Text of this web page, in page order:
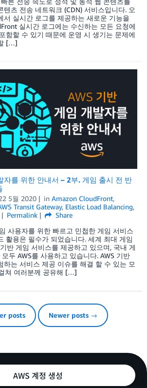
텐츠 전송 네트워크 (CDN) 서비스입니다. 오
서 실시간 로그를 제공하는 새로운 기능을
실시간 로그에는 수신하는 모든 요청에
함할 수 있기 때문에 운영 시 생기는 문제에
[…]
자를 위한 안내서 – 2부. 게임 출시 전 반
5월 2020 in Amazon CloudFront,
Transit Gateway, Elastic Load Balancing,
Permalink
Share
사용자를 위한 빠르고 민첩한 게임 서비스
활용은 필수가 되었습니다. 세계 최대 게임
반 게임 서비스를 제공하고 있으며, 국내 게
두 AWS를 사용하고 있습니다. AWS 기반
하는 서비스 제공 이슈를 해결 할 수 있는 모
쳐 여러분께 공유해 […]
posts Newer posts →
AWS 계정 생성